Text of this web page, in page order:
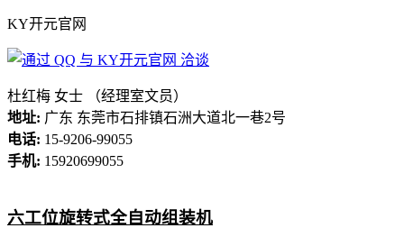
KY开元官网
杜红梅 女士 （经理室文员）
地址: 广东 东莞市石排镇石洲大道北一巷2号
电话: 15-9206-99055
手机: 15920699055
六工位旋转式全自动组装机